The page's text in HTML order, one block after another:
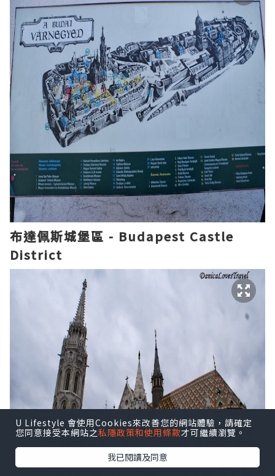
布達佩斯城堡區 - Budapest Castle
District
U Lifestyle 會使用Cookies來改善您的網站體驗，請確定
您同意接受本網站之私隱政策和使用條款才可繼續瀏覽。
我已閱讀及同意